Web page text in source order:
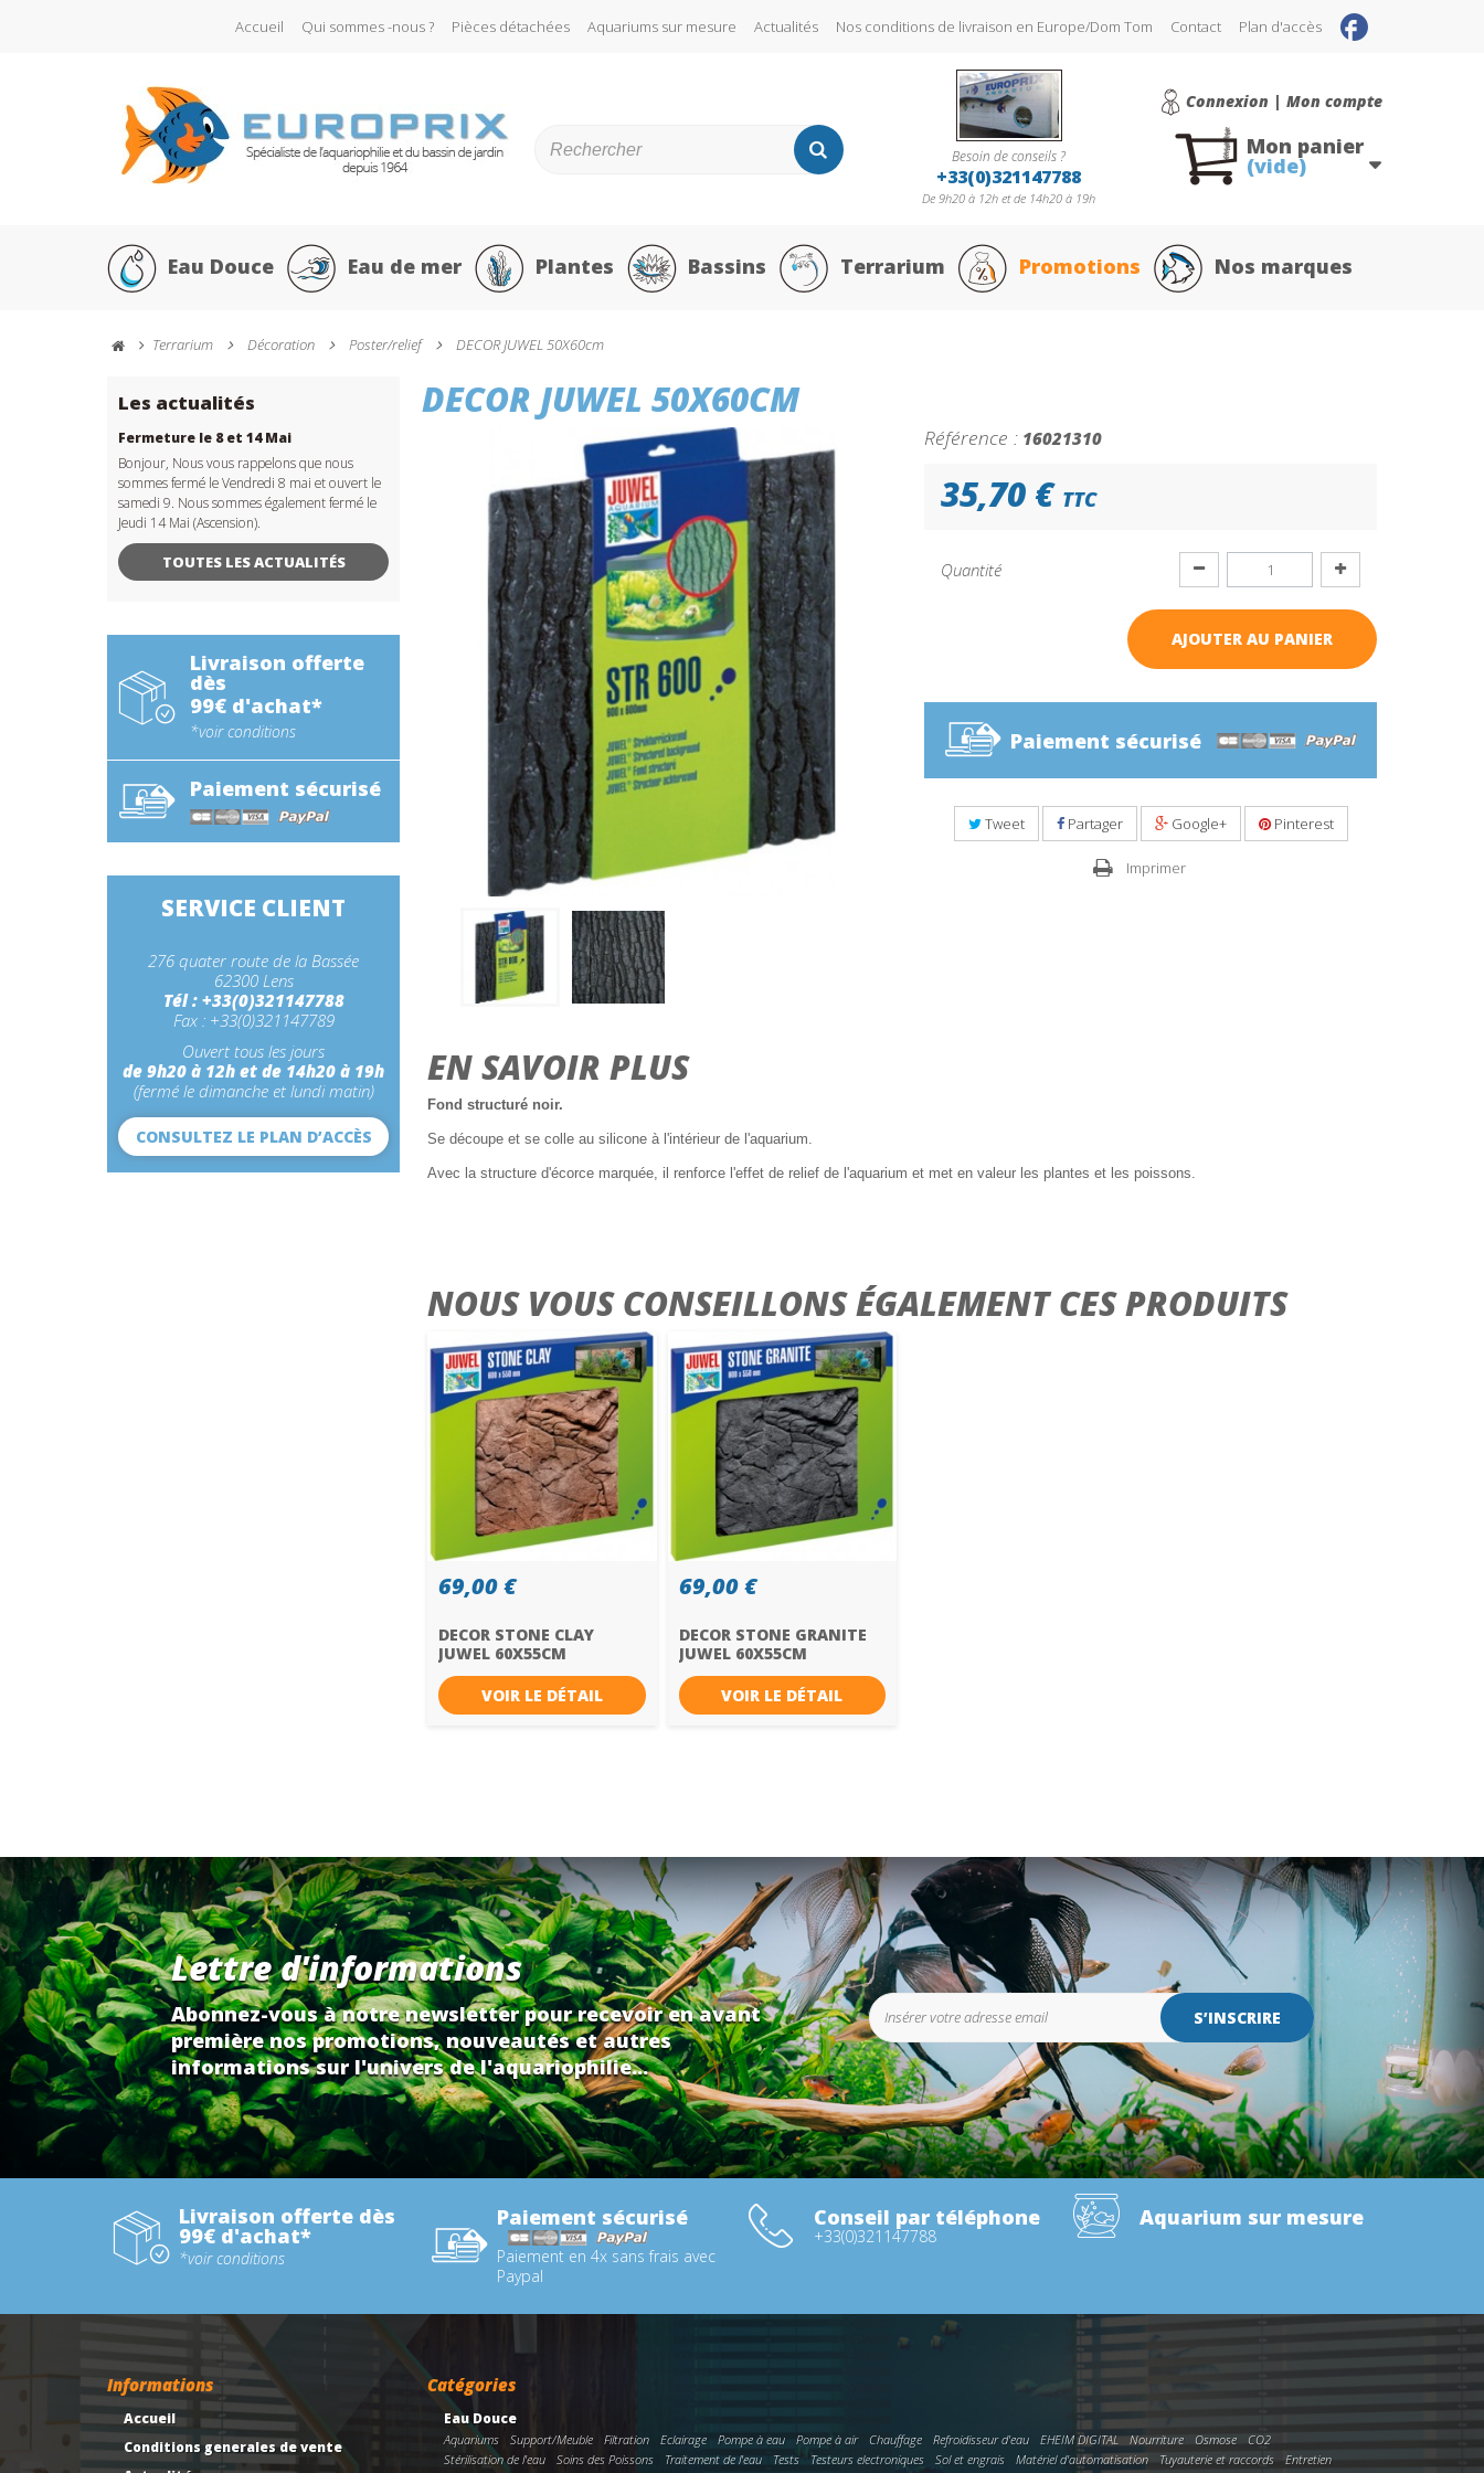
Accueil Qui sommes -nous ? Pièces détachées Aquariums sur mesure Actualités Nos conditions de livraison en Europe/Dom Tom Contact Plan d'accès
Connexion | Mon compte
Besoin de conseils ?
+33(0)321147788
De 9h20 à 12h et de 14h20 à 19h
Mon panier
(vide)
Eau Douce Eau de mer Plantes Bassins Terrarium Promotions Nos marques
Terrarium Décoration Poster/relief DECOR JUWEL 50X60cm
DECOR JUWEL 50X60CM
Référence : 16021310
35,70 € TTC
Quantité
AJOUTER AU PANIER
Paiement sécurisé
Tweet Partager Google+ Pinterest
Imprimer
EN SAVOIR PLUS
Fond structuré noir.
Se découpe et se colle au silicone à l'intérieur de l'aquarium.
Avec la structure d'écorce marquée, il renforce l'effet de relief de l'aquarium et met en valeur les plantes et les poissons.
NOUS VOUS CONSEILLONS ÉGALEMENT CES PRODUITS
69,00 €
DECOR STONE CLAY
JUWEL 60X55CM
VOIR LE DÉTAIL
69,00 €
DECOR STONE GRANITE
JUWEL 60X55CM
VOIR LE DÉTAIL
Les actualités
Fermeture le 8 et 14 Mai
Bonjour, Nous vous rappelons que nous
sommes fermé le Vendredi 8 mai et ouvert le
samedi 9. Nous sommes également fermé le
Jeudi 14 Mai (Ascension).
TOUTES LES ACTUALITÉS
Livraison offerte
dès
99€ d'achat*
*voir conditions
Paiement sécurisé
SERVICE CLIENT
276 quater route de la Bassée
62300 Lens
Tél : +33(0)321147788
Fax : +33(0)321147789
Ouvert tous les jours
de 9h20 à 12h et de 14h20 à 19h
(fermé le dimanche et lundi matin)
CONSULTEZ LE PLAN D’ACCÈS
Lettre d'informations
Abonnez-vous à notre newsletter pour recevoir en avant
première nos promotions, nouveautés et autres
informations sur l'univers de l'aquariophilie...
S’INSCRIRE
Livraison offerte dès
99€ d'achat*
*voir conditions
Paiement sécurisé
Paiement en 4x sans frais avec
Paypal
Conseil par téléphone
+33(0)321147788
Aquarium sur mesure
Informations
Accueil
Conditions generales de vente
Catégories
Eau Douce
Aquariums Support/Meuble Filtration Eclairage Pompe à eau Pompe à air Chauffage Refroidisseur d'eau EHEIM DIGITAL Nourriture Osmose
CO2
Stérilisation de l'eau
Soins des Poissons Traitement de l'eau Tests Testeurs electroniques Sol et engrais Matériel d'automatisation Tuyauterie et raccords
Entretien